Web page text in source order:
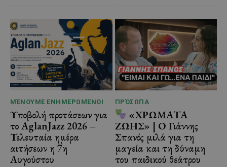
ΜΈΝΟΥΜΕ ΕΝΗΜΕΡΩΜΈΝΟΙ
Υποβολή προτάσεων για
το AglanJazz 2026 –
Τελευταία ημέρα
αιτήσεων η 7η
Αυγούστου
ΠΡΌΣΩΠΑ
«ΧΡΩΜΑΤΑ
ΖΩΗΣ» | Ο Γιάννης
Σπανός μιλά για τη
μαγεία και τη δύναμη
του παιδικού θεάτρου